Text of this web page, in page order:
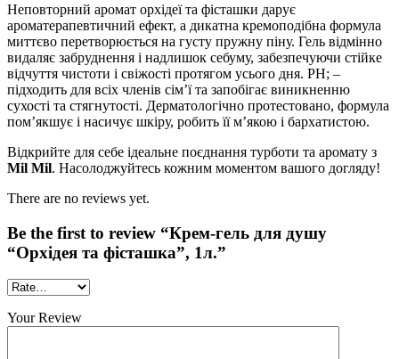
Неповторний аромат орхідеї та фісташки дарує
ароматерапевтичний ефект, а дикатна кремоподібна формула
миттєво перетворюється на густу пружну піну. Гель відмінно
видаляє забруднення і надлишок себуму, забезпечуючи стійке
відчуття чистоти і свіжості протягом усього дня. РН; –
підходить для всіх членів сім’ї та запобігає виникненню
сухості та стягнутості. Дерматологічно протестовано, формула
пом’якшує і насичує шкіру, робить її м’якою і бархатистою.
Відкрийте для себе ідеальне поєднання турботи та аромату з
Mil Mil. Насолоджуйтесь кожним моментом вашого догляду!
There are no reviews yet.
Be the first to review “Крем-гель для душу
“Орхідея та фісташка”, 1л.”
Your Review